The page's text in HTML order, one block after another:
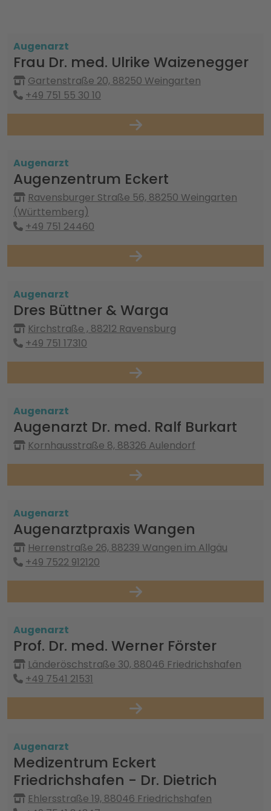
Augenarzt
Frau Dr. med. Ulrike Waizenegger
Gartenstraße 20, 88250 Weingarten
+49 751 55 30 10
Augenarzt
Augenzentrum Eckert
Ravensburger Straße 56, 88250 Weingarten
(Württemberg)
+49 751 24460
Augenarzt
Dres Büttner & Warga
Kirchstraße , 88212 Ravensburg
+49 751 17310
Augenarzt
Augenarzt Dr. med. Ralf Burkart
Kornhausstraße 8, 88326 Aulendorf
Augenarzt
Augenarztpraxis Wangen
Herrenstraße 26, 88239 Wangen im Allgäu
+49 7522 912120
Augenarzt
Prof. Dr. med. Werner Förster
Länderöschstraße 30, 88046 Friedrichshafen
+49 7541 21531
Augenarzt
Medizentrum Eckert
Friedrichshafen - Dr. Dietrich
Ehlersstraße 19, 88046 Friedrichshafen